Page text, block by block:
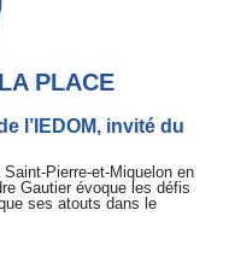
PLACE
l’IEDOM, invité du
Pierre-et-Miquelon en
Gautier évoque les défis
ses atouts dans le